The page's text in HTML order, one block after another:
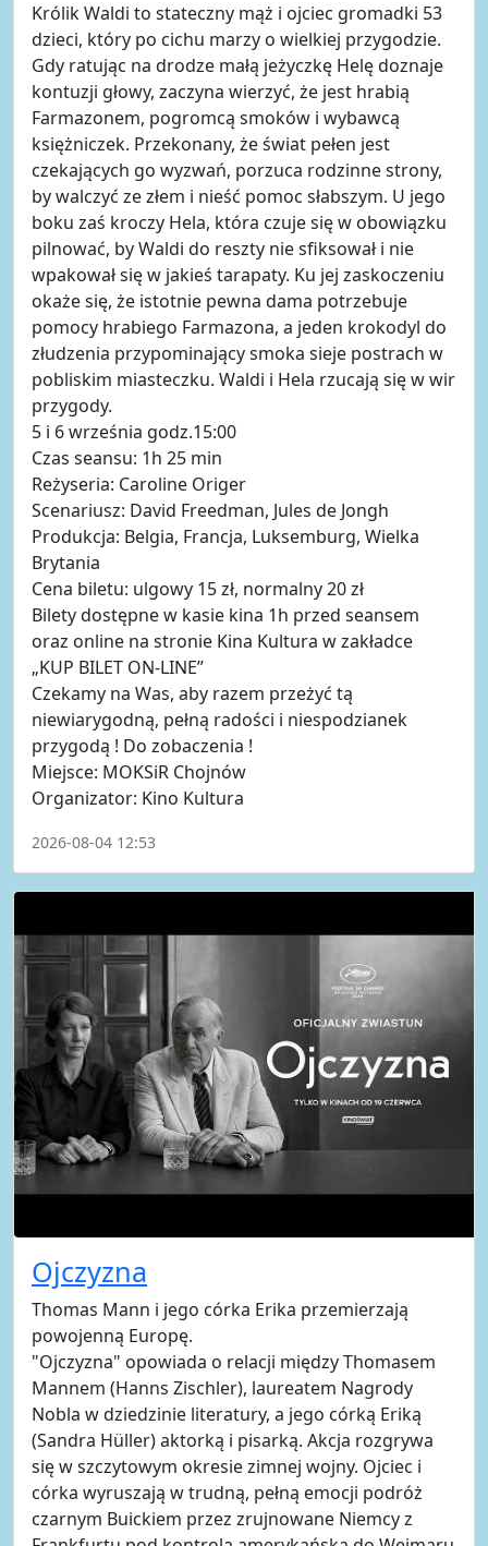
Królik Waldi to stateczny mąż i ojciec gromadki 53
dzieci, który po cichu marzy o wielkiej przygodzie.
Gdy ratując na drodze małą jeżyczkę Helę doznaje
kontuzji głowy, zaczyna wierzyć, że jest hrabią
Farmazonem, pogromcą smoków i wybawcą
księżniczek. Przekonany, że świat pełen jest
czekających go wyzwań, porzuca rodzinne strony,
by walczyć ze złem i nieść pomoc słabszym. U jego
boku zaś kroczy Hela, która czuje się w obowiązku
pilnować, by Waldi do reszty nie sfiksował i nie
wpakował się w jakieś tarapaty. Ku jej zaskoczeniu
okaże się, że istotnie pewna dama potrzebuje
pomocy hrabiego Farmazona, a jeden krokodyl do
złudzenia przypominający smoka sieje postrach w
pobliskim miasteczku. Waldi i Hela rzucają się w wir
przygody.
5 i 6 września godz.15:00
Czas seansu: 1h 25 min
Reżyseria: Caroline Origer
Scenariusz: David Freedman, Jules de Jongh
Produkcja: Belgia, Francja, Luksemburg, Wielka
Brytania
Cena biletu: ulgowy 15 zł, normalny 20 zł
Bilety dostępne w kasie kina 1h przed seansem
oraz online na stronie Kina Kultura w zakładce
„KUP BILET ON-LINE”
Czekamy na Was, aby razem przeżyć tą
niewiarygodną, pełną radości i niespodzianek
przygodą ! Do zobaczenia !
Miejsce: MOKSiR Chojnów
Organizator: Kino Kultura
2026-08-04 12:53
Ojczyzna
Thomas Mann i jego córka Erika przemierzają
powojenną Europę.
"Ojczyzna" opowiada o relacji między Thomasem
Mannem (Hanns Zischler), laureatem Nagrody
Nobla w dziedzinie literatury, a jego córką Eriką
(Sandra Hüller) aktorką i pisarką. Akcja rozgrywa
się w szczytowym okresie zimnej wojny. Ojciec i
córka wyruszają w trudną, pełną emocji podróż
czarnym Buickiem przez zrujnowane Niemcy z